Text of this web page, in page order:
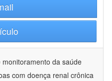
monitoramento da saúde
com doença renal crônica